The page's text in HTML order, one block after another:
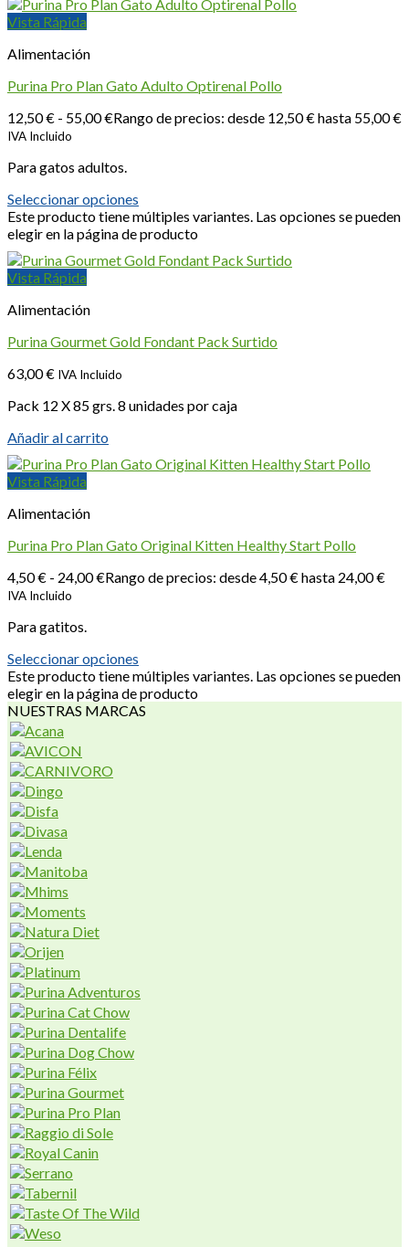
Vista Rápida
Alimentación
Purina Pro Plan Gato Adulto Optirenal Pollo
12,50€ - 55,00€Rango de precios: desde 12,50 € hasta 55,00 €
IVA Incluido
Para gatos adultos.
Seleccionar opciones
Este producto tiene múltiples variantes. Las opciones se pueden
elegir en la página de producto
Vista Rápida
Alimentación
Purina Gourmet Gold Fondant Pack Surtido
63,00€ IVA Incluido
Pack 12 X 85 grs. 8 unidades por caja
Añadir al carrito
Vista Rápida
Alimentación
Purina Pro Plan Gato Original Kitten Healthy Start Pollo
4,50€ - 24,00€Rango de precios: desde 4,50 € hasta 24,00 €
IVA Incluido
Para gatitos.
Seleccionar opciones
Este producto tiene múltiples variantes. Las opciones se pueden
elegir en la página de producto
NUESTRAS MARCAS